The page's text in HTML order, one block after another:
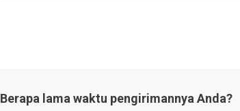
Berapa lama waktu pengirimannya Anda?